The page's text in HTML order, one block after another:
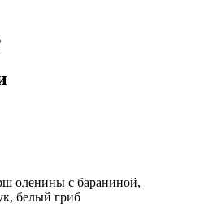
оленины с бараниной,
белый гриб